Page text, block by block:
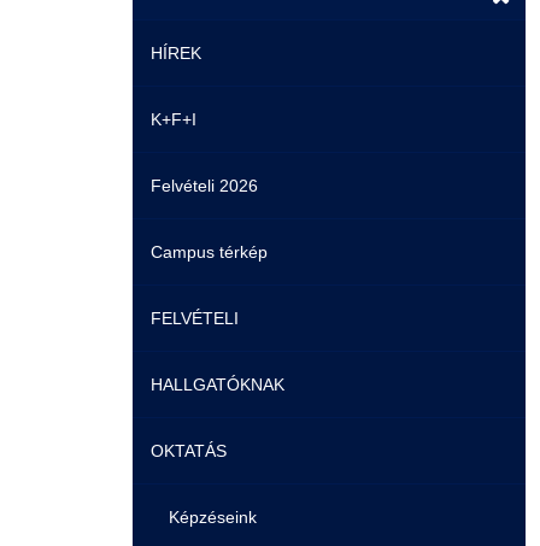
HÍREK
Hírek
Események
Videók
Álláshirdetések
K+F+I
Felvételi 2026
Campus térkép
FELVÉTELI
Pontozási rendszer szabályai
Felvetteknek
Képzéseink
HALLGATÓKNAK
Képzéseink
Duális képzés
OKTATÁS
Képzéseink